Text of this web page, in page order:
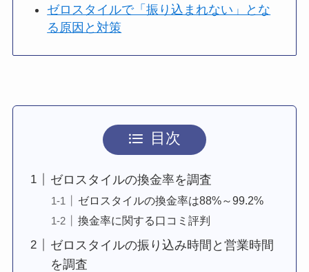
ゼロスタイルで「振り込まれない」とな
る原因と対策
目次
ゼロスタイルの換金率を調査
ゼロスタイルの換金率は88%～99.2%
換金率に関する口コミ評判
ゼロスタイルの振り込み時間と営業時間
を調査